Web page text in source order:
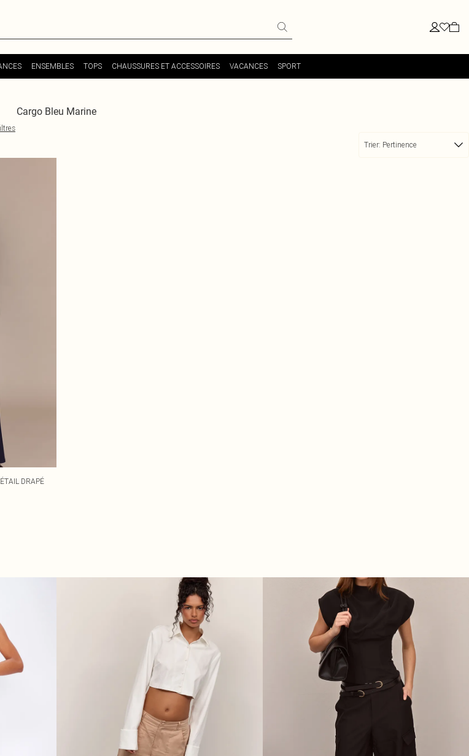
ENSEMBLES TOPS CHAUSSURES ET ACCESSOIRES VACANCES SPORT
Cargo Bleu Marine
Trier: Pertinence
DRAPÉ